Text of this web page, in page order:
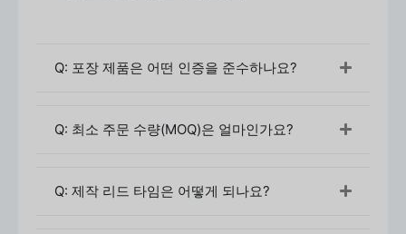
초기 문의 및 상담
먼저 보유 패키징에 연락하여 크림 튜브 요구 사항
Q: 포장 제품은 어떤 인증을 준수하나요?
Q: 최소 주문 수량(MOQ)은 얼마인가요?
Q: 제작 리드 타임은 어떻게 되나요?